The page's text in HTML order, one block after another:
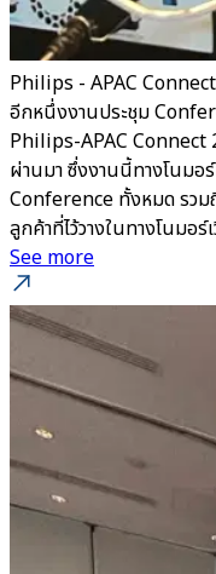
Philips - APAC
อีกหนึ่งงานประชุม
Philips-APAC Connect
ผ่านมา ซึ่งงานนี้ทางโนมอ
Conference ทั้งหมด รว
ลูกค้าที่ไว้วางในทางโนมอร์
See more